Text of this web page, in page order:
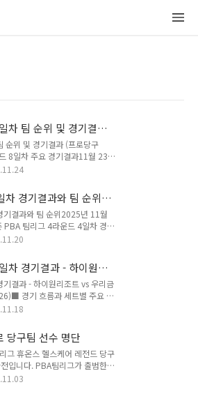
차 팀 순위 및 경기결과
순위 및 경기결과 (프로당구
8일차 주요 경기결과11월 23일
경기가 치러지며 상위권 판도
권 순위를 노리는 SK렌터카, NH
스 등 여러 팀이 승패를 가르며
있게 전개되었습니다. 이날 경
운해태 라온의 꾸준한 상승세입
4대 2로 승리하며 8일차 기준 4
였고, 팀 조직력의 안정감도 확
차 경기결과와 팀 순위
)
기결과와 팀 순위2025년 11월
팀리그 4라운드 4일차 경기
치락하는 순위 속에서 이날도 치
점 차이로 순위가 갈렸습니다.
기결과첫 경기에서는 휴온스
즈와 맞붙었습니다. 경기 초반에
경기 막판 집중력을 발휘하며 4
림은 이날 승리로 중하위권 탈출
대결이었습니다. 크라운해태
차 경기결과 - 하이원리
프로당구팀 (2025-26)
결과 - 하이원리조트 vs 우리금
경기 흐름과 세트별 주요 장
운드 2일차에서 하이원리조트
버리지는 하이원이 1.073, 우리
만, 승부처에서의 집중력과 세
습니다. 이 결과로 올 시즌 양
1패로 확실한 우위를 점하게 되
시 조와 사파타–강민구 조의 남
당구팀 선수 명단
그 휴온스 헬스케어 레전드 당구
입니다. PBA팀리그가 출범한
시즌까지 휴온스 당구팀의 매